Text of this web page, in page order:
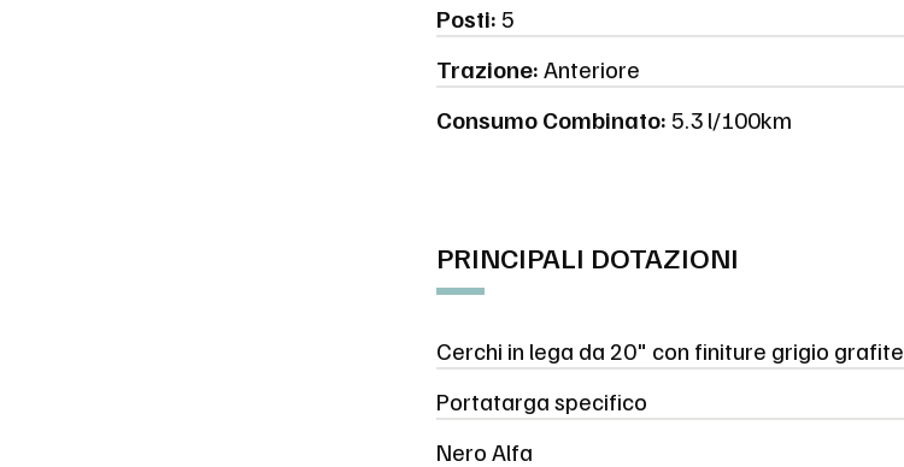
Posti:5
Trazione:Anteriore
Consumo Combinato:5.3 l/100km
PRINCIPALI DOTAZIONI
Cerchi in lega da 20" con finiture grigio grafite
Portatarga specifico
Nero Alfa